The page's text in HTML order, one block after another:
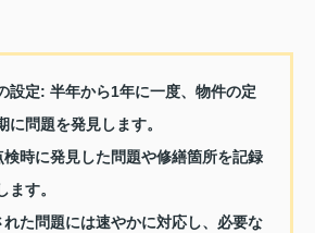
設定: 半年から1年に一度、物件の定
問題を発見します。
検時に発見した問題や修繕箇所を記録
ます。
た問題には速やかに対応し、必要な